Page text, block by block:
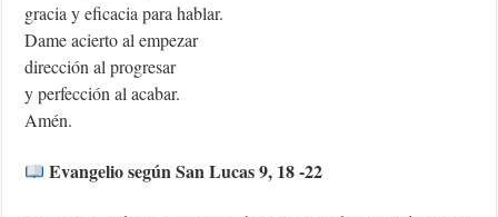
gracia y eficacia para hablar.
Dame acierto al empezar
dirección al progresar
y perfección al acabar.
Amén.
Evangelio según San Lucas 9, 18 -22